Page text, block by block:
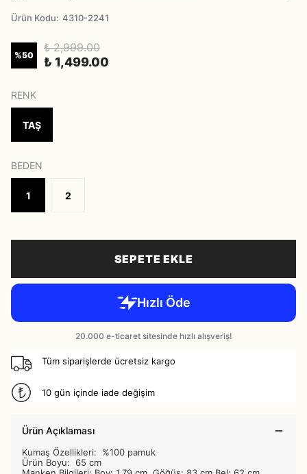
Ürün Kodu: 4310-2241
%50
₺ 2,999.00
₺ 1,499.00
RENK
TAŞ
BEDEN
1 2
SEPETE EKLE
Tüm siparişlerde ücretsiz kargo
10 gün içinde iade değişim
Ürün Açıklaması
Kumaş Özellikleri: %100 pamuk
Ürün Boyu: 65 cm